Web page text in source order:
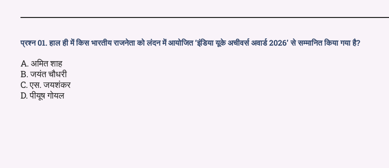
प्रश्न 01. हाल ही में किस भारतीय राजनेता को लंदन में आयोजित ‘इंडिया यूके अचीवर्स अवार्ड 2026’ से सम्मानित किया गया है?
A. अमित शाह
B. जयंत चौधरी
C. एस. जयशंकर
D. पीयूष गोयल